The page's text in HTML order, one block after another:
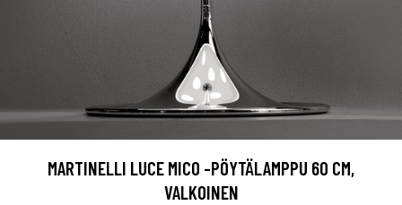
MARTINELLI LUCE MICO -PÖYTÄLAMPPU 60 CM,
VALKOINEN